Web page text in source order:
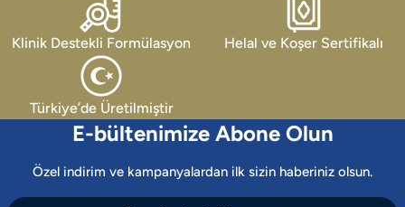
Klinik Destekli Formülasyon Helal ve Koşer Sertifikalı
Türkiye’de Üretilmiştir
E-bültenimize Abone Olun
Özel indirim ve kampanyalardan ilk sizin haberiniz olsun.